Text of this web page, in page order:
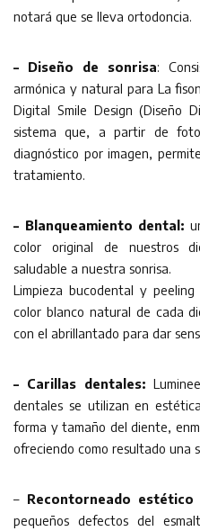
notará que se lleva ortodoncia.
– Diseño de sonrisa:
armónica y natural para La
Digital Smile Design (Diseño
sistema que, a partir de
diagnóstico por imagen,
tratamiento.
– Blanqueamiento dental:
color original de nuestros
saludable a nuestra sonrisa.
Limpieza bucodental y
color blanco natural de cada
con el abrillantado para dar
– Carillas dentales:
dentales se utilizan en
forma y tamaño del diente,
ofreciendo como resultado una
–Recontorneado estético
pequeños defectos del